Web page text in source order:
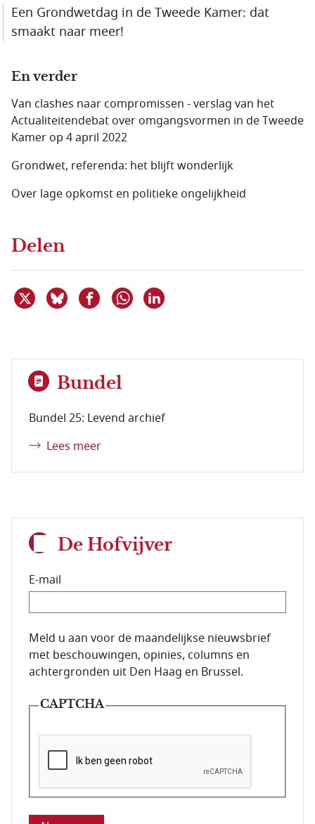
Een Grondwetdag in de Tweede Kamer: dat
smaakt naar meer!
En verder
Van clashes naar compromissen - verslag van het
Actualiteitendebat over omgangsvormen in de Tweede
Kamer op 4 april 2022
Grondwet, referenda: het blijft wonderlijk
Over lage opkomst en politieke ongelijkheid
Delen
Deel dit item op X
Deel dit item op Bluesky
Deel dit item op Facebook
Delen via WhatsApp
Bundel
Bundel 25: Levend archief
Lees meer
De Hofvijver
E-mail
E-mailadres van de abonnee.
Meld u aan voor de maandelijkse nieuwsbrief
met beschouwingen, opinies, columns en
achtergronden uit Den Haag en Brussel.
CAPTCHA
Deze vraag is om te controleren dat u een mens